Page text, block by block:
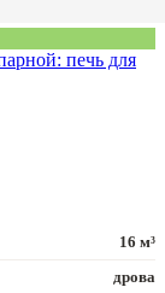
печь для
16 м³
дрова